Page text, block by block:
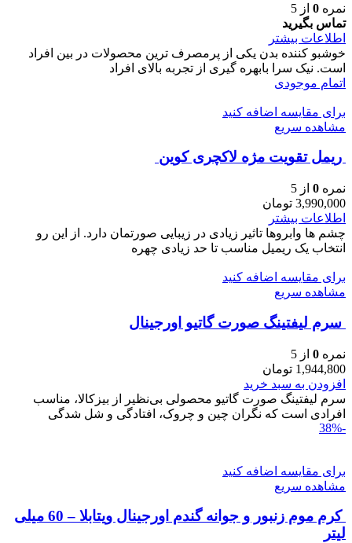
نمره 0 از 5
تماس بگیرید
اطلاعات بیشتر
خوشبو کننده بدن یکی از پرمصرف ترین محصولات در بین افراد
است. نیک سرا بابهره گیری از تجربه بالای افراد
اتمام موجودی
برای مقایسه اضافه کنید
مشاهده سریع
ريمل تقويت مژه لاكچری كوين
نمره 0 از 5
3,990,000 تومان
اطلاعات بیشتر
چشم ها وابروها تاثیر زیادی در زیبایی صورتمان دارد. از این رو
انتخاب یک ریمیل مناسب تا حد زیادی چهره
برای مقایسه اضافه کنید
مشاهده سریع
سرم ليفتينگ صورت گاتیو اورجینال
نمره 0 از 5
1,944,800 تومان
افزودن به سبد خرید
سرم ليفتينگ صورت گاتیو محصولی بی‌نظیر از بیزکالا، مناسب
افرادی است که نگران چین و چروک، افتادگی و شل‌ شدگی
-38%
برای مقایسه اضافه کنید
مشاهده سریع
کرم موم زنبور و جوانه گندم اورجینال ویتابلا – 60 میلی
لیتر